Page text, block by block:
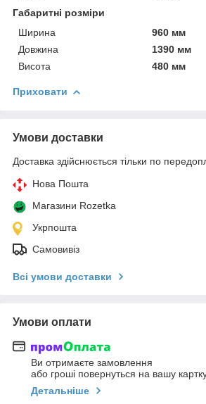
Габаритні розміри
Ширина
960 мм
Довжина
1390 мм
Висота
480 мм
Приховати
Умови доставки
Доставка здійснюється тільки по
Нова Пошта
Магазини Rozetka
Укрпошта
Самовивіз
Всі умови доставки
Умови оплати
Ви отримаєте замовлення
або гроші повернуться на вашу
Детальніше